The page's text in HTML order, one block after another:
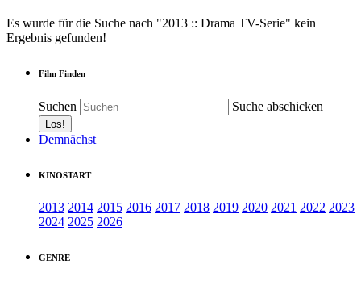
Es wurde für die Suche nach "2013 :: Drama TV-Serie" kein
Ergebnis gefunden!
Film Finden
Suchen Suche abschicken
Demnächst
KINOSTART
2013 2014 2015 2016 2017 2018 2019 2020 2021 2022 2023
2024 2025 2026
GENRE